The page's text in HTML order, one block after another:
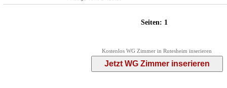
Seiten: 1
Kostenlos WG Zimmer in Rutesheim inserieren